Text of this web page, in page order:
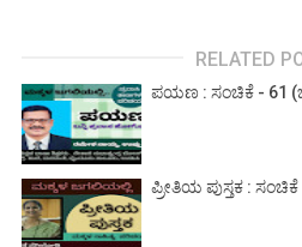
RELATED
ಪಯಣ : ಸಂಚಿಕೆ - 61
ಪ್ರೀತಿಯ ಪುಸ್ತಕ : ಸಂಚಿಕೆ